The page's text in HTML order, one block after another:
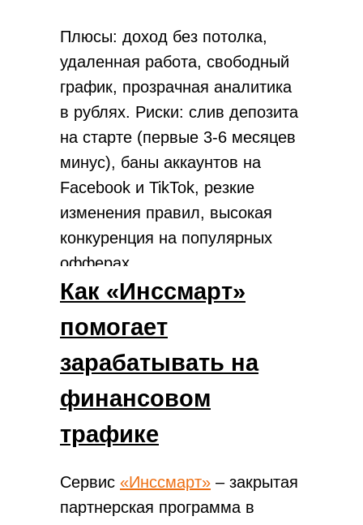
Плюсы: доход без потолка,
удаленная работа, свободный
график, прозрачная аналитика
в рублях. Риски: слив депозита
на старте (первые 3-6 месяцев
минус), баны аккаунтов на
Facebook и TikTok, резкие
изменения правил, высокая
конкуренция на популярных
офферах.
Как «Инссмарт»
помогает
зарабатывать на
финансовом
трафике
Сервис «Инссмарт» – закрытая
партнерская программа в